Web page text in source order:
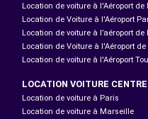
Location de voiture à l'Aéroport de
Location de Voiture à l'Aéroport
Location de voiture à l’aéroport
Location de Voiture à l'Aéroport
Location de voiture à l'Aéroport
LOCATION VOITURE
Location de voiture à Paris
Location de voiture à Marseille